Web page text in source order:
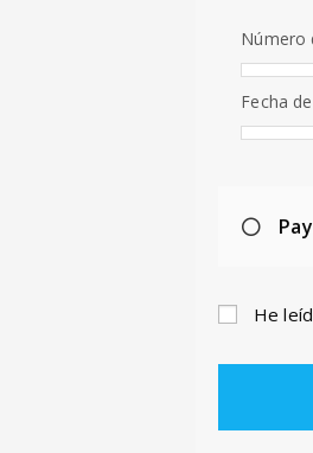
Número
Fecha
He